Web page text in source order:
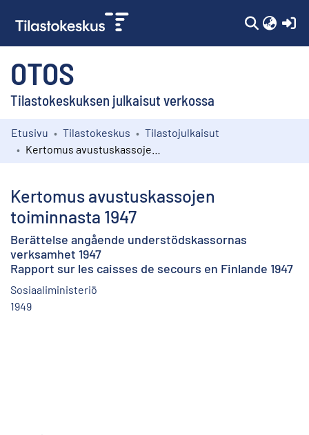
OTOS
Tilastokeskuksen julkaisut verkossa
Kokoelmat
Etusivu Tilastokeskus
Tilastojulkaisut
Kertomus avustuskassojen
toiminnasta 1947
Berättelse angående understödskassornas
verksamhet 1947
Rapport sur les caisses de secours en Finlande 1947
Sosiaaliministeriö
1949